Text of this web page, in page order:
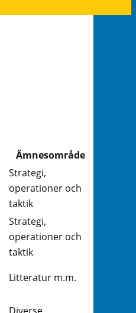
Ämnesområde
Strategi,
operationer och
taktik
Strategi,
operationer och
taktik
Litteratur m.m.